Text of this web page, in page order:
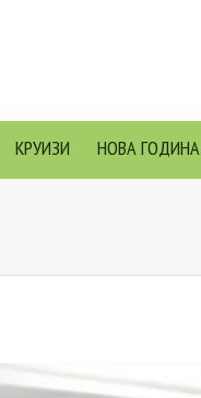
КРУИЗИ НОВА ГОДИНА